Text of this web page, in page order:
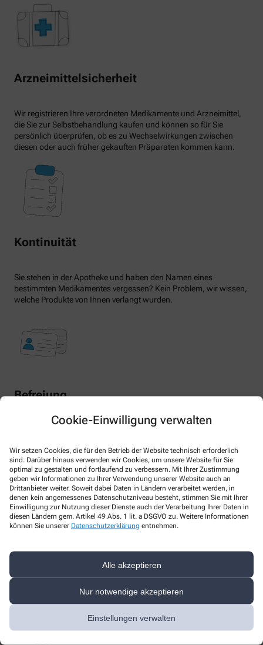
Cookie-Einwilligung verwalten
Wir setzen Cookies, die für den Betrieb der Website technisch erforderlich
sind. Darüber hinaus verwenden wir Cookies, um unsere Website für Sie
optimal zu gestalten und fortlaufend zu verbessern. Mit Ihrer Zustimmung
geben wir Informationen zu Ihrer Verwendung unserer Website auch an
Drittanbieter weiter. Soweit dabei Daten in Ländern verarbeitet werden, in
denen kein angemessenes Datenschutzniveau besteht, stimmen Sie mit Ihrer
Einwilligung zur Nutzung dieser Dienste auch der Verarbeitung Ihrer Daten in
diesen Ländern gem. Artikel 49 Abs. 1 lit. a DSGVO zu. Weitere Informationen
können Sie unserer Datenschutzerklärung entnehmen.
Alle akzeptieren
Nur notwendige akzeptieren
Einstellungen verwalten
Arzneimittelsicherheit
Wir registrieren Ihre verordneten Medikamente und Arzneimittel,
die Sie zur Selbstbehandlung kaufen und können so für Sie
persönlich überprüfen, ob es zu Wechselwirkungen zwischen
diesen oder auch früher gekauften Präparaten kommen kann.
Kontinuität
Sie stehen in der Apotheke und haben den Namen eines
bestimmten Medikamentes vergessen? Kein Problem, wir wissen,
welche Produkte von Ihnen verlangt wurden.
Befreiung
Sie zeigen uns Ihren Befreiungsnachweis nur einmal, dann
auf Ihrem Rezept einmal vergessen hat.
Sammelbelege
zu jedem gewünschten Zeitpunkt eine Auflistung aller
Arzneimittelkosten und Rezeptgebühren zur Vorlage bei Ihrer
Krankenkasse oder beim Finanzamt. Zuzahlungshefte und